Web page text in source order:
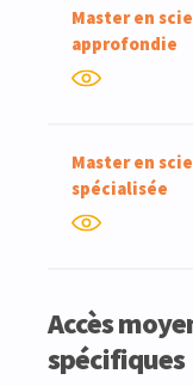
Master en
approfondie
Master en
spécialisée
Accès
spécifiques